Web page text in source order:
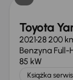
Toyota
202128 200
Benzyna Full-
85 kW
Książka